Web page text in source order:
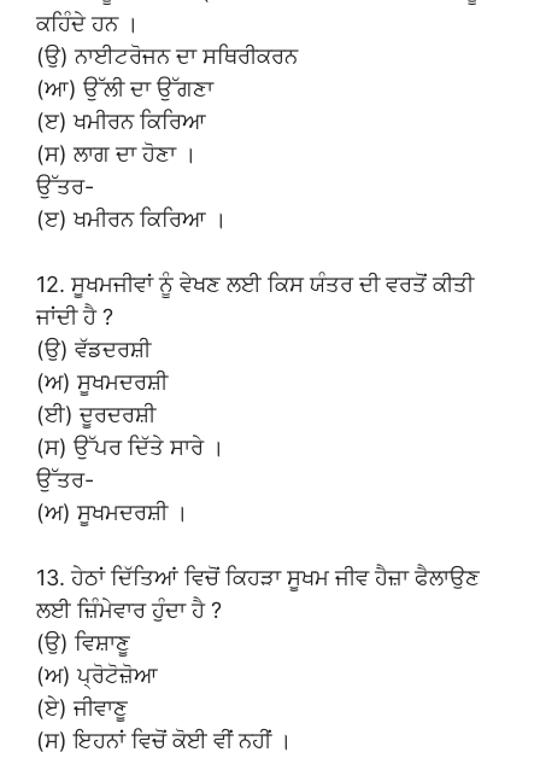
ਕਹਿੰਦੇ ਹਨ ।
(ਉ) ਨਾਈਟਰੋਜਨ ਦਾ ਸਥਿਰੀਕਰਨ
(ਆ) ਉੱਲੀ ਦਾ ਉੱਗਣਾ
(ੲ) ਖਮੀਰਨ ਕਿਰਿਆ
(ਸ) ਲਾਗ ਦਾ ਹੋਣਾ ।
ਉੱਤਰ-
(ੲ) ਖਮੀਰਨ ਕਿਰਿਆ ।
12. ਸੂਖਮਜੀਵਾਂ ਨੂੰ ਵੇਖਣ ਲਈ ਕਿਸ ਯੰਤਰ ਦੀ ਵਰਤੋਂ ਕੀਤੀ
ਜਾਂਦੀ ਹੈ ?
(ਉ) ਵੱਡਦਰਸ਼ੀ
(ਅ) ਸੂਖਮਦਰਸ਼ੀ
(ਈ) ਦੂਰਦਰਸ਼ੀ
(ਸ) ਉੱਪਰ ਦਿੱਤੇ ਸਾਰੇ ।
ਉੱਤਰ-
(ਅ) ਸੂਖਮਦਰਸ਼ੀ ।
13. ਹੇਠਾਂ ਦਿੱਤਿਆਂ ਵਿਚੋਂ ਕਿਹੜਾ ਸੂਖਮ ਜੀਵ ਹੈਜ਼ਾ ਫੈਲਾਉਣ
ਲਈ ਜ਼ਿੰਮੇਵਾਰ ਹੁੰਦਾ ਹੈ ?
(ਉ) ਵਿਸ਼ਾਣੂ
(ਅ) ਪ੍ਰੋਟੋਜ਼ੋਆ
(ਏ) ਜੀਵਾਣੂ
(ਸ) ਇਹਨਾਂ ਵਿਚੋਂ ਕੋਈ ਵੀਂ ਨਹੀਂ ।